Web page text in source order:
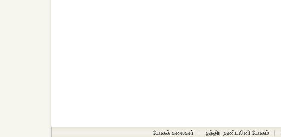
யோகக் கலைகள் தந்திர-குண்டலினி யோகம்